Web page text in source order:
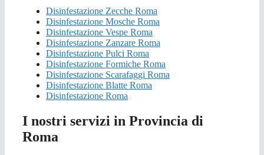
Disinfestazione Zecche Roma
Disinfestazione Mosche Roma
Disinfestazione Vespe Roma
Disinfestazione Zanzare Roma
Disinfestazione Pulci Roma
Disinfestazione Formiche Roma
Disinfestazione Scarafaggi Roma
Disinfestazione Blatte Roma
Disinfestazione Roma
I nostri servizi in Provincia di
Roma